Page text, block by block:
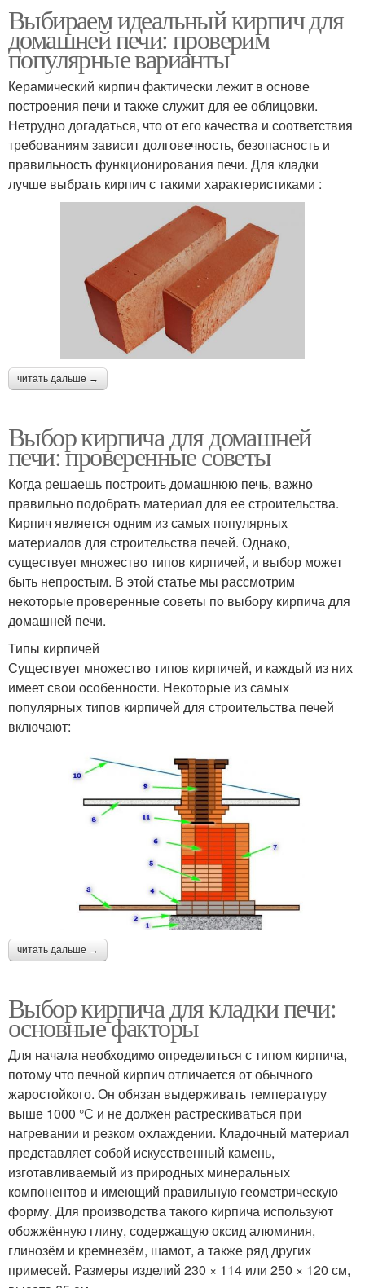
Выбираем идеальный кирпич для
домашней печи: проверим
популярные варианты
Керамический кирпич фактически лежит в основе
построения печи и также служит для ее облицовки.
Нетрудно догадаться, что от его качества и соответствия
требованиям зависит долговечность, безопасность и
правильность функционирования печи. Для кладки
лучше выбрать кирпич с такими характеристиками :
читать дальше →
Выбор кирпича для домашней
печи: проверенные советы
Когда решаешь построить домашнюю печь, важно
правильно подобрать материал для ее строительства.
Кирпич является одним из самых популярных
материалов для строительства печей. Однако,
существует множество типов кирпичей, и выбор может
быть непростым. В этой статье мы рассмотрим
некоторые проверенные советы по выбору кирпича для
домашней печи.
Типы кирпичей
Существует множество типов кирпичей, и каждый из них
имеет свои особенности. Некоторые из самых
популярных типов кирпичей для строительства печей
включают:
читать дальше →
Выбор кирпича для кладки печи:
основные факторы
Для начала необходимо определиться с типом кирпича,
потому что печной кирпич отличается от обычного
жаростойкого. Он обязан выдерживать температуру
выше 1000 °С и не должен растрескиваться при
нагревании и резком охлаждении. Кладочный материал
представляет собой искусственный камень,
изготавливаемый из природных минеральных
компонентов и имеющий правильную геометрическую
форму. Для производства такого кирпича используют
обожжённую глину, содержащую оксид алюминия,
глинозём и кремнезём, шамот, а также ряд других
примесей. Размеры изделий 230 × 114 или 250 × 120 см,